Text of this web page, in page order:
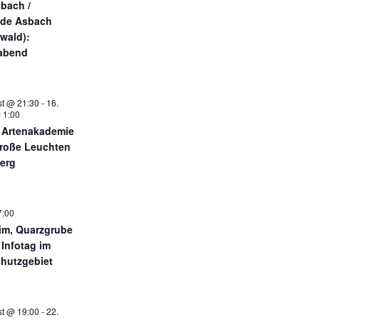
/
Asbach
@ 21:30 - 16.
1:00
Leuchten
Quarzgrube
im
@ 19:00 -22.